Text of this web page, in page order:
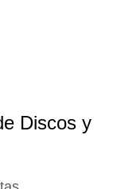
Discos y